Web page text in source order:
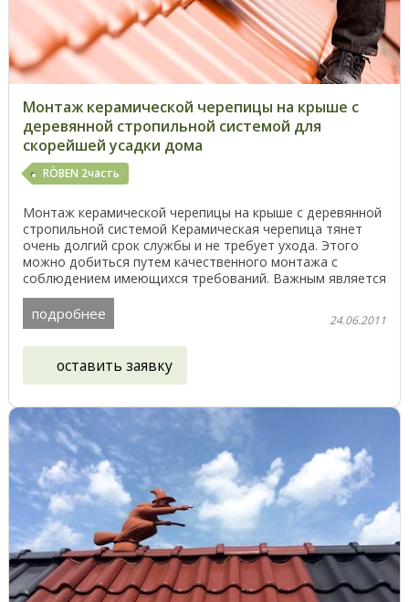
Монтаж керамической черепицы на крыше с
деревянной стропильной системой для
скорейшей усадки дома
RÖBEN 2часть
Монтаж керамической черепицы на крыше с деревянной
стропильной системой Керамическая черепица тянет
очень долгий срок службы и не требует ухода. Этого
можно добиться путем качественного монтажа с
соблюдением имеющихся требований. Важным является
...
подробнее 24.06.2011
оставить заявку